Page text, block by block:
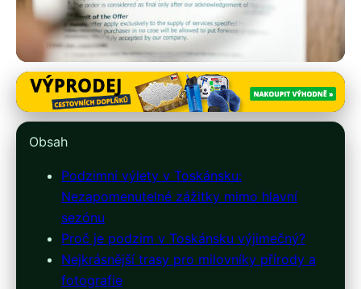
italie-ubytovani.cz
Podzim v Toskánsku: Objavte
Krásy a Tradice Mimo Sezónu
27. 3. 2026 · 10 min čtení · Autor: Marek Vávra
Obsah
Podzimní výlety v Toskánsku:
Nezapomenutelné zážitky mimo hlavní
sezónu
Proč je podzim v Toskánsku výjimečný?
Nejkrásnější trasy pro milovníky přírody a
fotografie